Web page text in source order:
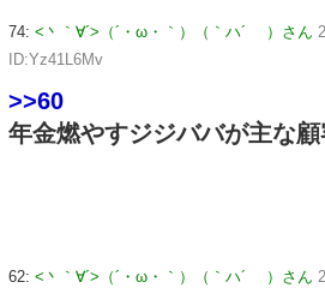
74: <丶｀∀´>（´・ω・｀）（｀ハ´ ）さん
ID:Yz41L6Mv
>>60
年金燃やすジジババが主な顧
62: <丶｀∀´>（´・ω・｀）（｀ハ´ ）さん